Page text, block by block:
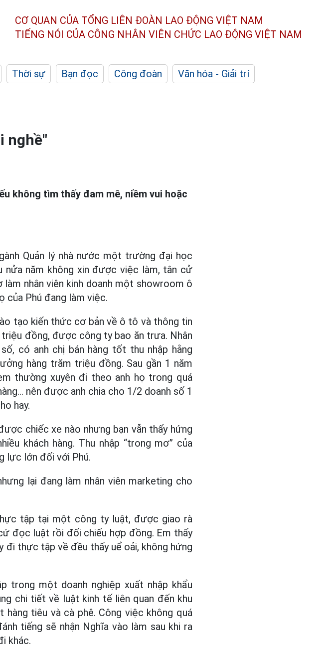
CƠ QUAN CỦA TỔNG LIÊN ĐOÀN LAO ĐỘNG VIỆT NAM
TIẾNG NÓI CỦA CÔNG NHÂN VIÊN CHỨC LAO ĐỘNG VIỆT NAM
Thời sự Bạn đọc Công đoàn
Văn hóa - Giải trí
nghề"
không tìm thấy đam mê, niềm vui hoặc
Quản lý nhà nước một trường đại học
nửa năm không xin được việc làm, tân cử
làm nhân viên kinh doanh một showroom ô
của Phú đang làm việc.
tạo kiến thức cơ bản về ô tô và thông tin
đồng, được công ty bao ăn trưa. Nhân
có anh chị bán hàng tốt thu nhập hằng
hàng trăm triệu đồng. Sau gần 1 năm
thường xuyên đi theo anh họ trong quá
nên được anh chia cho 1/2 doanh số 1
hay.
chiếc xe nào nhưng bạn vẫn thấy hứng
khách hàng. Thu nhập “trong mơ” của
lực lớn đối với Phú.
lại đang làm nhân viên marketing cho
tập tại một công ty luật, được giao rà
đọc luật rồi đối chiếu hợp đồng. Em thấy
đi thực tập về đều thấy uể oải, không hứng
trong một doanh nghiệp xuất nhập khẩu
chi tiết về luật kinh tế liên quan đến khu
tiêu và cà phê. Công việc không quá
tiếng sẽ nhận Nghĩa vào làm sau khi ra
khác.